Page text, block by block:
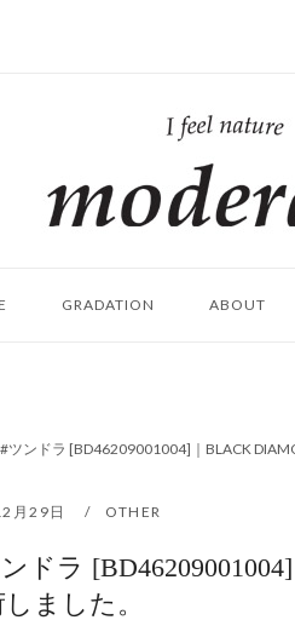
ム
GRADATION ABOUT
#ツンドラ [BD46209001004]｜BLACK
月29日 OTHER
ドラ
ました。